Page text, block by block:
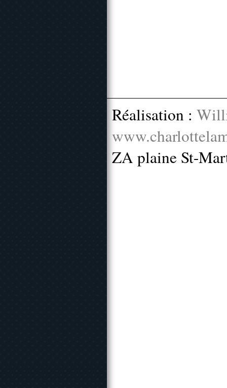
Réalisation :
ZA plaine St-